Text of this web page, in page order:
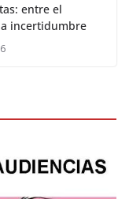
entre el
incertidumbre